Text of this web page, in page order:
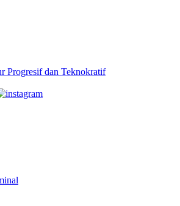
Progresif dan Teknokratif